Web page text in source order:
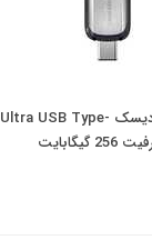
فلش سن دیسک Ultra USB Type-